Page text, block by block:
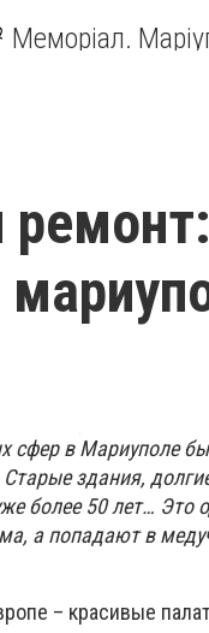
Меморіал.
в Мариуполе
здания,
более 50 лет… Это
а попадают в
– красивые